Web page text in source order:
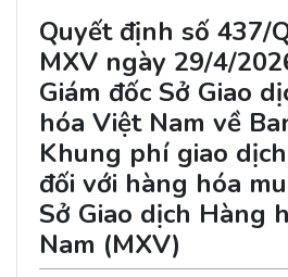
Quyết định số 437/
MXV ngày 29/4/
Giám đốc Sở Giao
hóa Việt Nam về
Khung phí giao
đối với hàng hóa
Sở Giao dịch Hàng
Nam (MXV)